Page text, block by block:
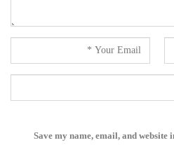
Save my name, email, and